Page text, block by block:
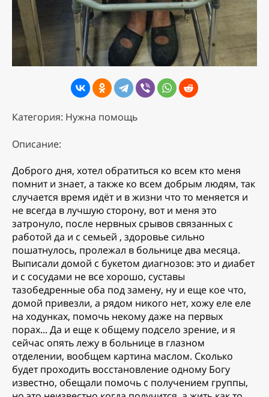
Категория: Нужна помощь
Описание:
Доброго дня, хотел обратиться ко всем кто меня
помнит и знает, а также ко всем добрым людям, так
случается время идёт и в жизни что то меняется и
не всегда в лучшую сторону, вот и меня это
затронуло, после нервных срывов связанных с
работой да и с семьей , здоровье сильно
пошатнулось, пролежал в больнице два месяца.
Выписали домой с букетом диагнозов: это и диабет
и с сосудами не все хорошо, суставы
тазобедренные оба под замену, ну и еще кое что,
домой привезли, а рядом никого нет, хожу еле еле
на ходунках, помочь некому даже на первых
порах... Да и еще к общему подсело зрение, и я
сейчас опять лежу в больнице в глазном
отделении, вообщем картина маслом. Сколько
будет проходить восстановление одному Богу
известно, обещали помочь с получением группы,